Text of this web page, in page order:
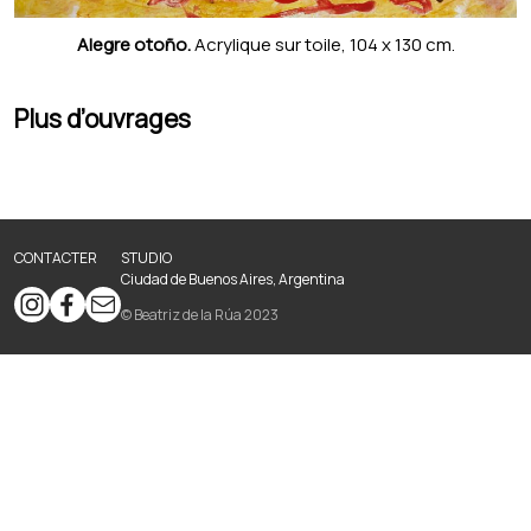
Alegre otoño.Acrylique sur toile, 104 x 130 cm.
Plus d’ouvrages
CONTACTER
STUDIO
Ciudad de Buenos Aires, Argentina
© Beatriz de la Rúa 2023